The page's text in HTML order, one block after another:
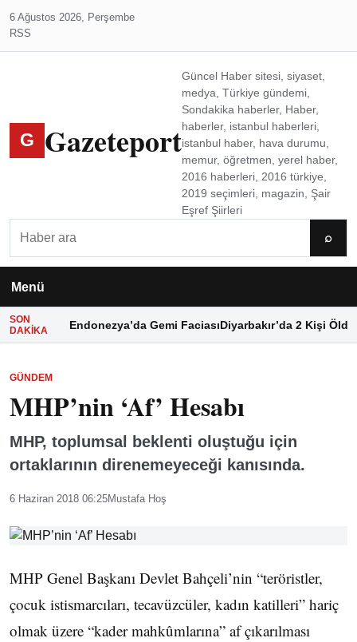
6 Ağustos 2026, Perşembe
RSS
G Gazeteport
Güncel Haber sitesi, siyaset,
medya, Türkiye gündemi,
Sondakika haberler, Haber,
haberler, istanbul haberleri,
istanbul haber, hava durumu,
memur, öğretmen, yerel haber,
2016 haberleri, 2016 türkiye,
2019 seçimleri, magazin, Şair
Eşref Şiirleri
⌕
Menü
SON
DAKIKA
Endonezya’da Gemi FaciasıDiyarbakır’da 2 Kişi Öldü
GÜNDEM
MHP’nin ‘Af’ Hesabı
MHP, toplumsal beklenti oluştuğu için
ortaklarının direnemeyeceği kanısında.
6 Haziran 2018 06:25Mustafa Hoş
MHP Genel Başkanı Devlet Bahçeli’nin “teröristler,
çocuk istismarcıları, tecavüzcüler, kadın katilleri” hariç
olmak üzere “kader mahkûmlarına” af çıkarılması